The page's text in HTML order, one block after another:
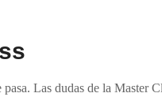
Las dudas de la Master